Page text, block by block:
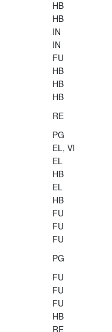
HB
HB
IN
IN
FU
HB
HB
HB
RE
PG
EL, VI
EL
HB
EL
HB
FU
FU
FU
PG
FU
FU
FU
HB
RE